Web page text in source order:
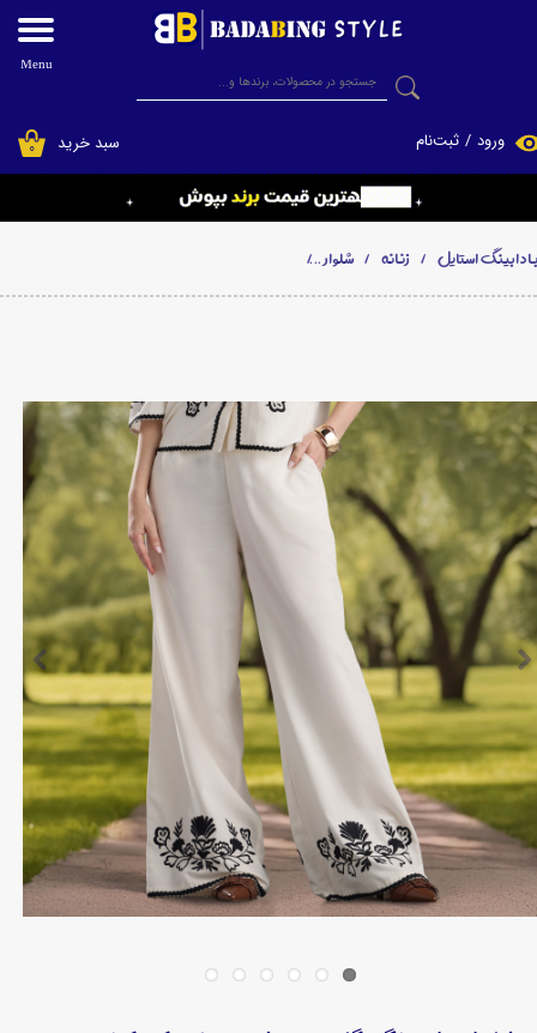
۰ سبد خرید ورود / ثبت‌نام
تغییر گذر واژه
سفارشات
خروج از حساب کاربری
Menu
بادابینگ استایل زنانه شلوار